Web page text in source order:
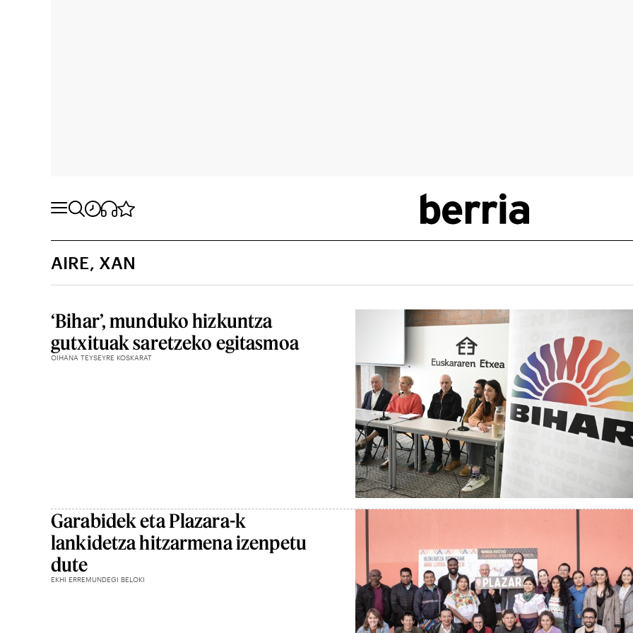
AIRE, XAN
‘Bihar’, munduko hizkuntza
gutxituak saretzeko egitasmoa
OIHANA TEYSEYRE KOSKARAT
Garabidek eta Plazara-k
lankidetza hitzarmena izenpetu
dute
EKHI ERREMUNDEGI BELOKI